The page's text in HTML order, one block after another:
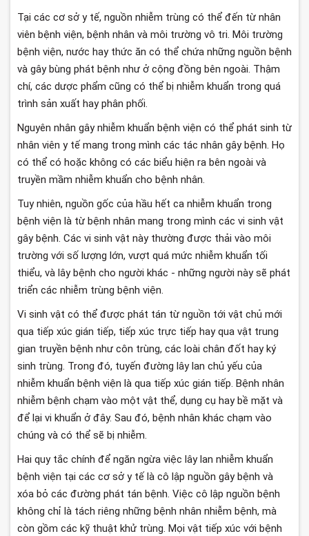
Tại các cơ sở y tế, nguồn nhiễm trùng có thể đến từ nhân
viên bệnh viện, bệnh nhân và môi trường vô tri. Môi trường
bệnh viện, nước hay thức ăn có thể chứa những nguồn bệnh
và gây bùng phát bệnh như ở cộng đồng bên ngoài. Thậm
chí, các dược phẩm cũng có thể bị nhiễm khuẩn trong quá
trình sản xuất hay phân phối.
Nguyên nhân gây nhiễm khuẩn bệnh viện có thể phát sinh từ
nhân viên y tế mang trong mình các tác nhân gây bệnh. Họ
có thể có hoặc không có các biểu hiện ra bên ngoài và
truyền mầm nhiễm khuẩn cho bệnh nhân.
Tuy nhiên, nguồn gốc của hầu hết ca nhiễm khuẩn trong
bệnh viện là từ bệnh nhân mang trong mình các vi sinh vật
gây bệnh. Các vi sinh vật này thường được thải vào môi
trường với số lượng lớn, vượt quá mức nhiễm khuẩn tối
thiểu, và lây bệnh cho người khác - những người này sẽ phát
triển các nhiễm trùng bệnh viện.
Vi sinh vật có thể được phát tán từ nguồn tới vật chủ mới
qua tiếp xúc gián tiếp, tiếp xúc trực tiếp hay qua vật trung
gian truyền bệnh như côn trùng, các loài chân đốt hay ký
sinh trùng. Trong đó, tuyến đường lây lan chủ yếu của
nhiễm khuẩn bệnh viện là qua tiếp xúc gián tiếp. Bệnh nhân
nhiễm bệnh chạm vào một vật thể, dụng cụ hay bề mặt và
để lại vi khuẩn ở đây. Sau đó, bệnh nhân khác chạm vào
chúng và có thể sẽ bị nhiễm.
Hai quy tắc chính để ngăn ngừa việc lây lan nhiễm khuẩn
bệnh viện tại các cơ sở y tế là cô lập nguồn gây bệnh và
xóa bỏ các đường phát tán bệnh. Việc cô lập nguồn bệnh
không chỉ là tách riêng những bệnh nhân nhiễm bệnh, mà
còn gồm các kỹ thuật khử trùng. Mọi vật tiếp xúc với bệnh